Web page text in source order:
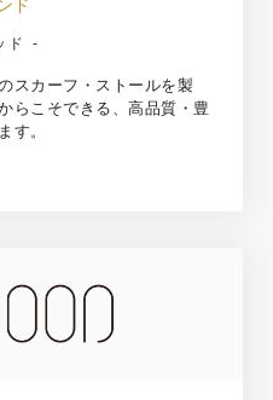
ド
ド -
スカーフ・ストールを製
らこそできる、高品質・豊
す。